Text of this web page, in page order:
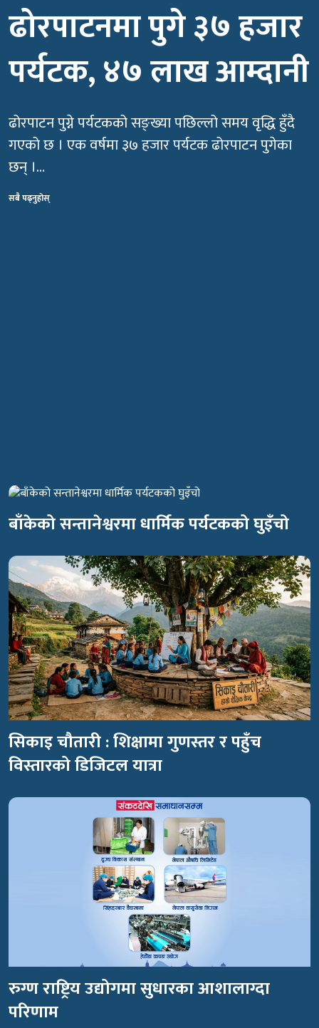
ढोरपाटनमा पुगे ३७ हजार
पर्यटक, ४७ लाख आम्दानी
ढोरपाटन पुग्ने पर्यटकको सङ्ख्या पछिल्लो समय वृद्धि हुँदै
गएको छ । एक वर्षमा ३७ हजार पर्यटक ढोरपाटन पुगेका
छन् ।…
सबै पढ्नुहोस्
बाँकेको सन्तानेश्वरमा धार्मिक पर्यटकको घुइँचो
सिकाइ चौतारी : शिक्षामा गुणस्तर र पहुँच
विस्तारको डिजिटल यात्रा
रुग्ण राष्ट्रिय उद्योगमा सुधारका आशालाग्दा
परिणाम